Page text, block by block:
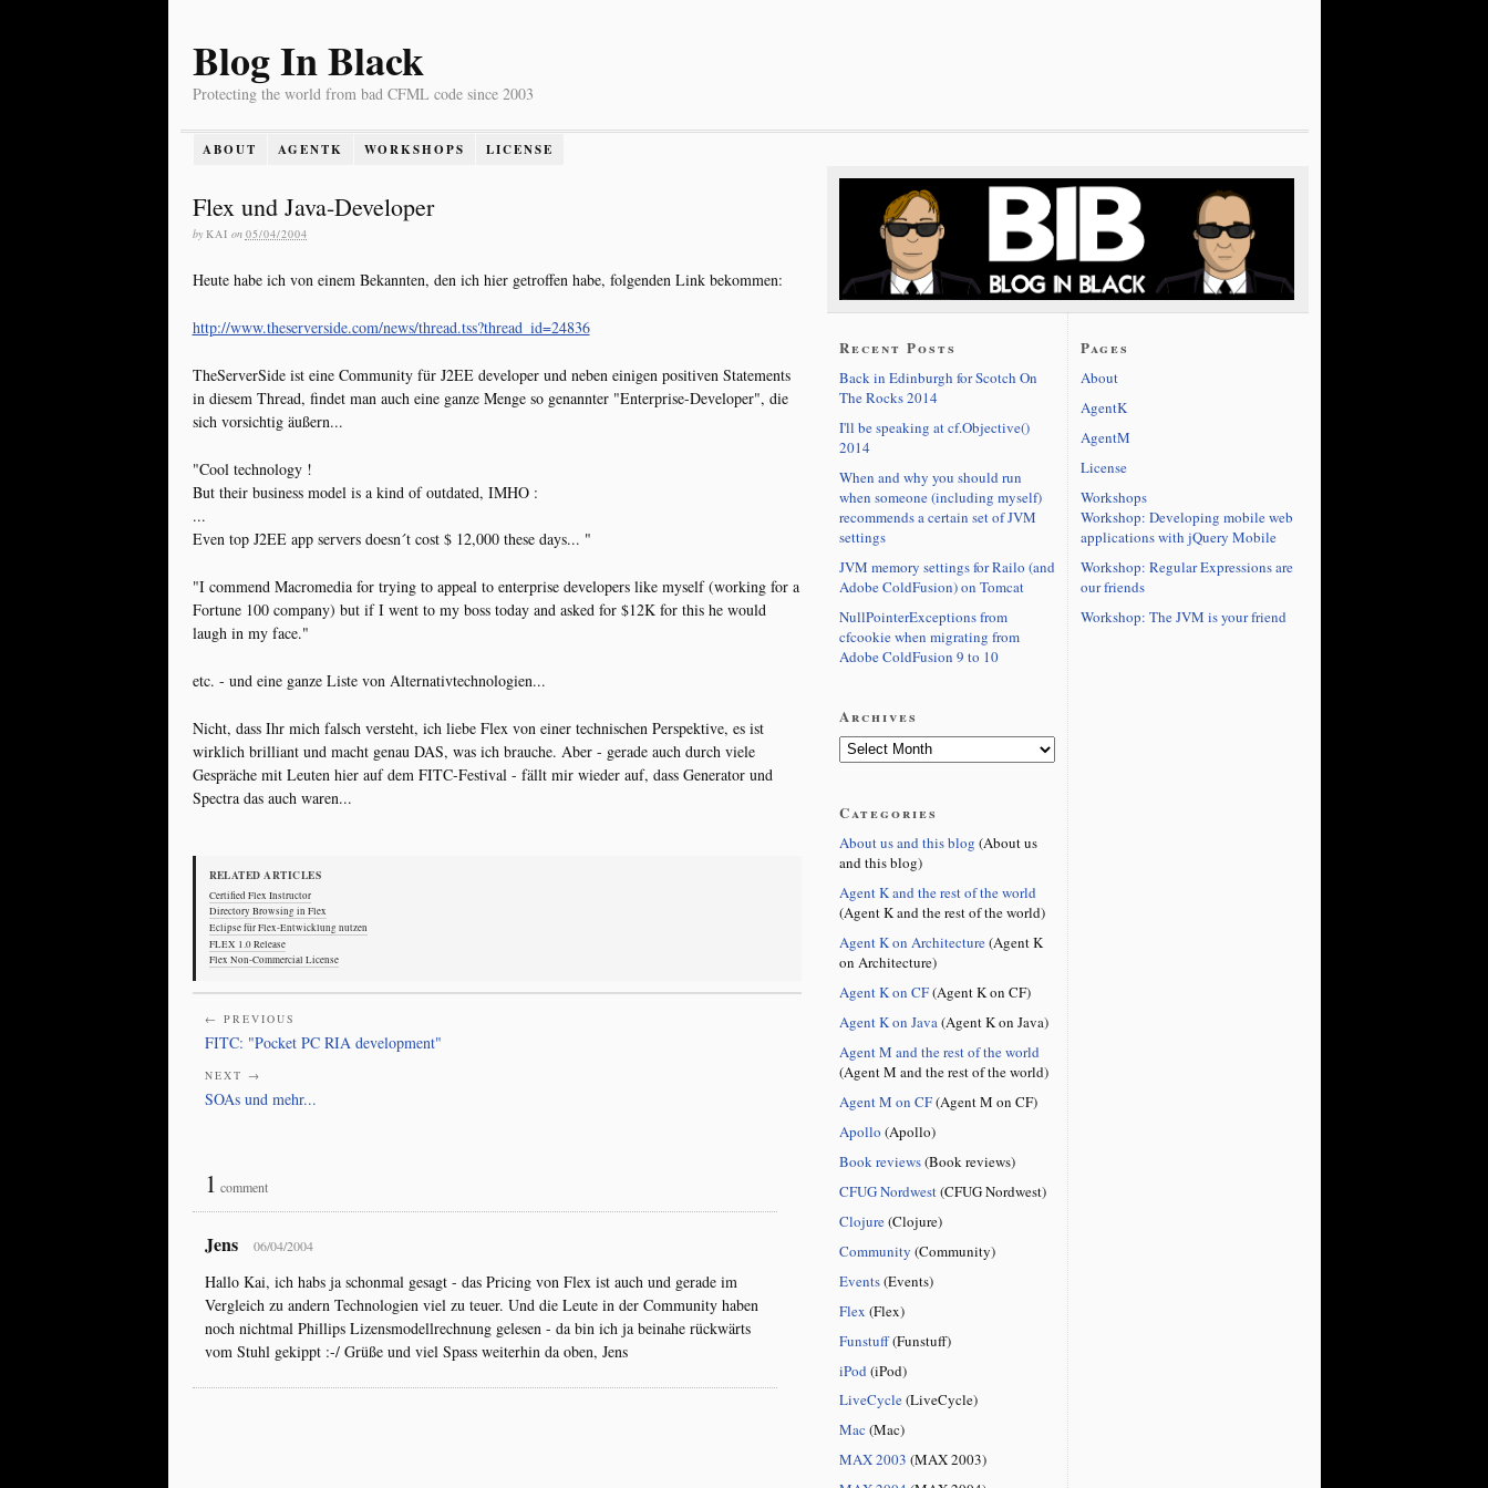
Blog In Black
Protecting the world from bad CFML code since 2003
ABOUT AGENTK WORKSHOPS LICENSE
Flex und Java-Developer
by KAI on 05/04/2004
Heute habe ich von einem Bekannten, den ich hier getroffen habe, folgenden Link bekommen:
http://www.theserverside.com/news/thread.tss?thread_id=24836
TheServerSide ist eine Community für J2EE developer und neben einigen positiven Statements
in diesem Thread, findet man auch eine ganze Menge so genannter "Enterprise-Developer", die
sich vorsichtig äußern...
"Cool technology !
But their business model is a kind of outdated, IMHO :
...
Even top J2EE app servers doesn´t cost $ 12,000 these days... "
"I commend Macromedia for trying to appeal to enterprise developers like myself (working for a
Fortune 100 company) but if I went to my boss today and asked for $12K for this he would
laugh in my face."
etc. - und eine ganze Liste von Alternativtechnologien...
Nicht, dass Ihr mich falsch versteht, ich liebe Flex von einer technischen Perspektive, es ist
wirklich brilliant und macht genau DAS, was ich brauche. Aber - gerade auch durch viele
Gespräche mit Leuten hier auf dem FITC-Festival - fällt mir wieder auf, dass Generator und
Spectra das auch waren...
RELATED ARTICLES
Certified Flex Instructor
Directory Browsing in Flex
Eclipse für Flex-Entwicklung nutzen
FLEX 1.0 Release
Flex Non-Commercial License
← PREVIOUS
FITC: "Pocket PC RIA development"
NEXT →
SOAs und mehr...
1 comment
Jens 06/04/2004
Hallo Kai, ich habs ja schonmal gesagt - das Pricing von Flex ist auch und gerade im
Vergleich zu andern Technologien viel zu teuer. Und die Leute in der Community haben
noch nichtmal Phillips Lizensmodellrechnung gelesen - da bin ich ja beinahe rückwärts
vom Stuhl gekippt :-/ Grüße und viel Spass weiterhin da oben, Jens
Recent Posts
Back in Edinburgh for Scotch On
The Rocks 2014
I'll be speaking at cf.Objective()
2014
When and why you should run
when someone (including myself)
recommends a certain set of JVM
settings
JVM memory settings for Railo (and
Adobe ColdFusion) on Tomcat
NullPointerExceptions from
cfcookie when migrating from
Adobe ColdFusion 9 to 10
Archives
Categories
About us and this blog (About us
and this blog)
Agent K and the rest of the world
(Agent K and the rest of the world)
Agent K on Architecture(Agent K
on Architecture)
Agent K on CF(Agent K on CF)
Agent K on Java(Agent K on Java)
Agent M and the rest of the world
(Agent M and the rest of the world)
Agent M on CF(Agent M on CF)
Apollo (Apollo)
Book reviews(Book reviews)
CFUG Nordwest(CFUG Nordwest)
Clojure(Clojure)
Community (Community)
Events(Events)
Flex (Flex)
Funstuff(Funstuff)
iPod (iPod)
LiveCycle(LiveCycle)
Mac (Mac)
MAX 2003 (MAX 2003)
Pages
About
AgentK
AgentM
License
Workshops
Workshop: Developing mobile web
applications with jQuery Mobile
Workshop: Regular Expressions are
our friends
Workshop: The JVM is your friend